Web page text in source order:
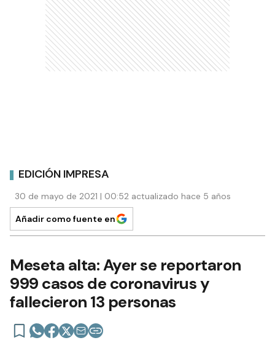
EDICIÓN IMPRESA
30 de mayo de 2021 | 00:52 actualizado hace 5 años
Añadir como fuente en
Meseta alta: Ayer se reportaron
999 casos de coronavirus y
fallecieron 13 personas